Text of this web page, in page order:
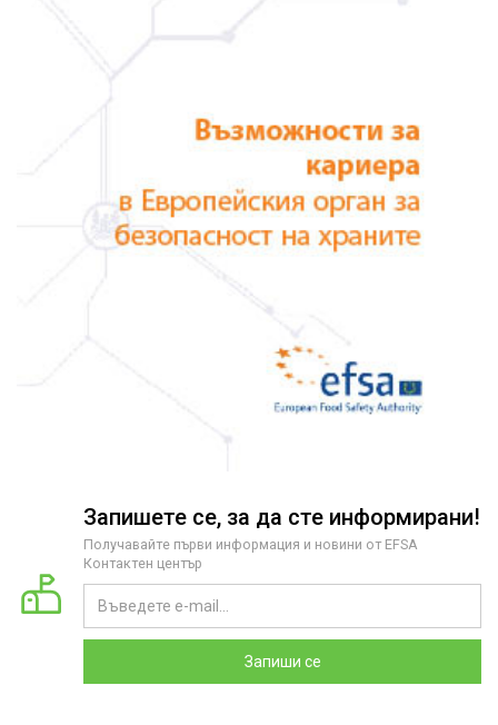
Запишете се, за да сте информирани!
Получавайте първи информация и новини от EFSA
Контактен център
Запиши се